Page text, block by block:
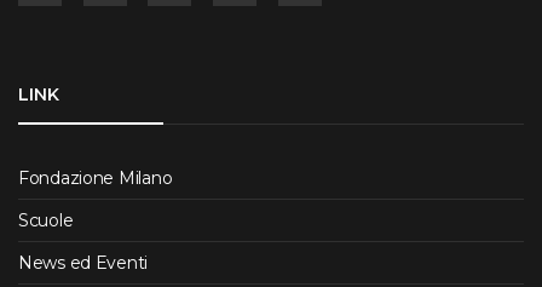
LINK
Fondazione Milano
Scuole
News ed Eventi